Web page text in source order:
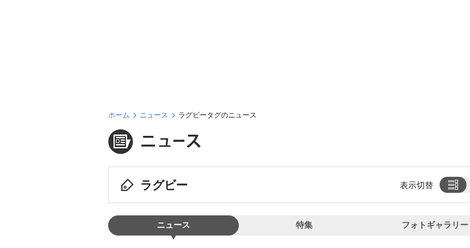
ホーム ニュース ラグビータグのニュース
ラグビー 表示切替
ニュース 特集 フォトギャラリー